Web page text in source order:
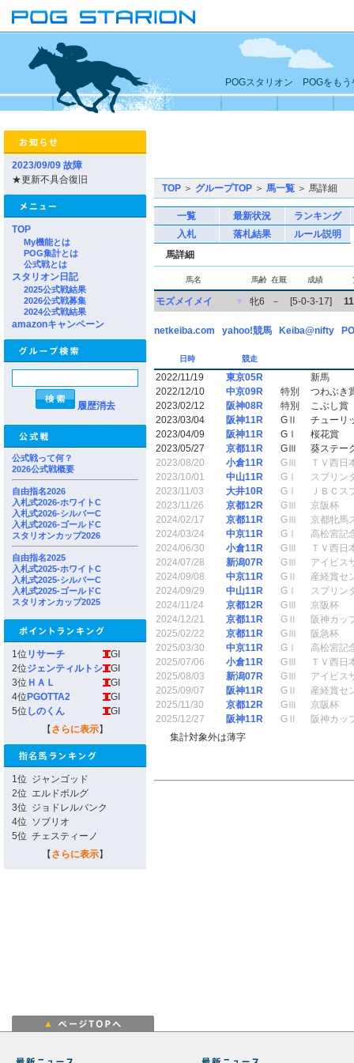
POGスタリオン POGをもう
2023/09/09 故障
★更新不具合復旧
TOP
My機能とは
POG集計とは
公式戦とは
スタリオン日記
2025公式戦結果
2026公式戦募集
2024公式戦結果
amazonキャンペーン
履歴消去
公式戦って何？
2026公式戦概要
自由指名2026
入札式2026-ホワイトC
入札式2026-シルバーC
入札式2026-ゴールドC
スタリオンカップ2026
自由指名2025
入札式2025-ホワイトC
入札式2025-シルバーC
入札式2025-ゴールドC
スタリオンカップ2025
1位 リサーチ
GI
2位ジェンティルトシ
GI
3位 ＨＡＬ
GI
4位 PGOTTA2
GI
5位 しのくん
GI
【 さらに表示】
1位 ジャンゴッド
2位 エルドボルグ
3位 ジョドレルバンク
4位 ソブリオ
5位 チェスティーノ
【 さらに表示】
TOP ＞ グループTOP ＞ 馬一覧 ＞ 馬詳細
一覧 最新状況
ランキング
入札
落札結果
ルール説明
馬詳細
馬名 馬齢 在厩 成績
モズメイメイ ▼ 牝6 － [5-0-3-17]
netkeiba.com yahoo!競馬 Keiba@nifty
日時 競走
2022/11/19 東京05R
新馬
2022/12/10
中京09R 特別
つわぶき
2023/02/12
阪神08R 特別
こぶし賞
2023/03/04
阪神11R GⅡ
チューリ
2023/04/09
阪神11R GⅠ
桜花賞
2023/05/27
京都11R GⅢ
葵ステー
2023/08/20
小倉11R GⅢ
ＴＶ西日
2023/10/01
中山11R GⅠ
スプリン
2023/11/03
大井10R GⅠ
ＪＢＣス
2023/11/26
京都12R GⅢ
京阪杯
2024/02/17
京都11R GⅢ
京都牝馬
2024/03/24
中京11R GⅠ
高松宮記
2024/06/30
小倉11R GⅢ
ＴＶ西日
2024/07/28
新潟07R GⅢ
アイビス
2024/09/08
中京11R GⅡ
産経賞セ
2024/09/29
中山11R GⅠ
スプリン
2024/11/24
京都12R GⅢ
京阪杯
2024/12/21
京都11R GⅡ
阪神カッ
2025/02/22
京都11R GⅢ
阪急杯
2025/03/30
中京11R GⅠ
高松宮記
2025/07/06
小倉11R GⅢ
ＴＶ西日
2025/08/03
新潟07R GⅢ
アイビス
2025/09/07
阪神11R GⅡ
産経賞セ
2025/11/30
京都12R GⅢ
京阪杯
2025/12/27
阪神11R GⅡ
阪神カッ
集計対象外は薄字